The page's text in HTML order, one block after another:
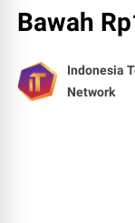
Bawah
Indonesia
Network